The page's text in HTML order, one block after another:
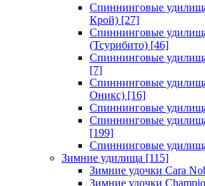
Спиннинговые
Крой) [27]
Спиннинговые
(Тсурибито) [46]
Спиннинговые
[7]
Спиннинговые
Оникс) [16]
Спиннинговые
Спиннинговые
[199]
Спиннинговые
Зимние удилища [115]
Зимние удочки Cara
Зимние удочки